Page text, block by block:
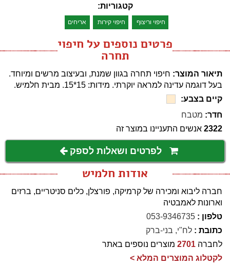
קטגוריות:
חיפוי וריצוף חיפוי קירות אריחים
פרטים נוספים על חיפוי
תחרה
תיאור המוצר: חיפוי תחרה בגוון שמנת, ובעיצוב מרשים ומיוחד.
בעל דוגמה עדינה למראה יוקרתי. מידות: 15*15. מבית חלמיש.
קיים בצבע:
חדר: מטבח
2322 אנשים התעניינו במוצר זה
לפרטים ושאלות לספק
אודות חלמיש
חברה ליבוא ומכירה של קרמיקה, פורצלן, כלים סניטריים, ברזים
וארונות לאמבטיה
טלפון : 053-9346735
כתובת : לח"י, בני-ברק
לחברה 2701 מוצרים נוספים באתר
לקטלוג המוצרים המלא >